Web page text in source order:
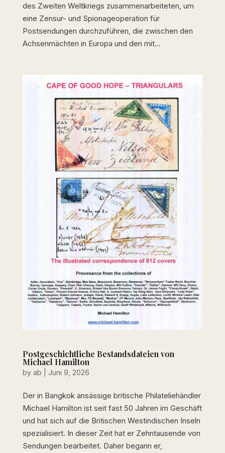
des Zweiten Weltkriegs zusammenarbeiteten, um
eine Zensur- und Spionageoperation für
Postsendungen durchzuführen, die zwischen den
Achsenmächten in Europa und den mit...
Postgeschichtliche Bestandsdateien von
Michael Hamilton
by ab Juni 9, 2026
Der in Bangkok ansässige britische Philateliehändler
Michael Hamilton ist seit fast 50 Jahren im Geschäft
und hat sich auf die Britischen Westindischen Inseln
spezialisiert. In dieser Zeit hat er Zehntausende von
Sendungen bearbeitet. Daher begann er,